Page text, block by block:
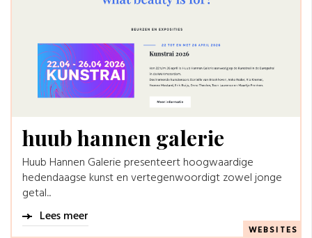
huub hannen galerie
Huub Hannen Galerie presenteert hoogwaardige
hedendaagse kunst en vertegenwoordigt zowel jonge
getal...
Lees meer
WEBSITES